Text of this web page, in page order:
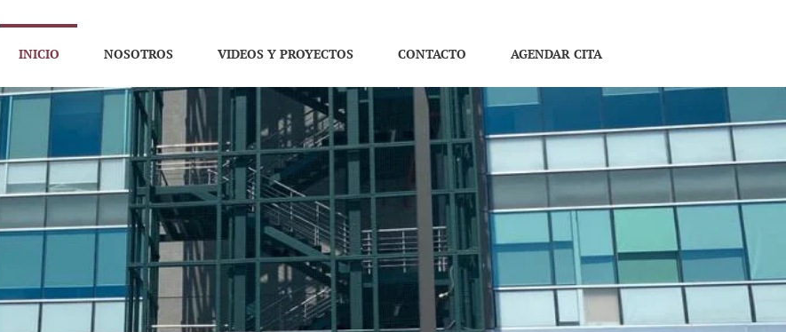
INICIO NOSOTROS VIDEOS Y PROYECTOS CONTACTO AGENDAR CITA